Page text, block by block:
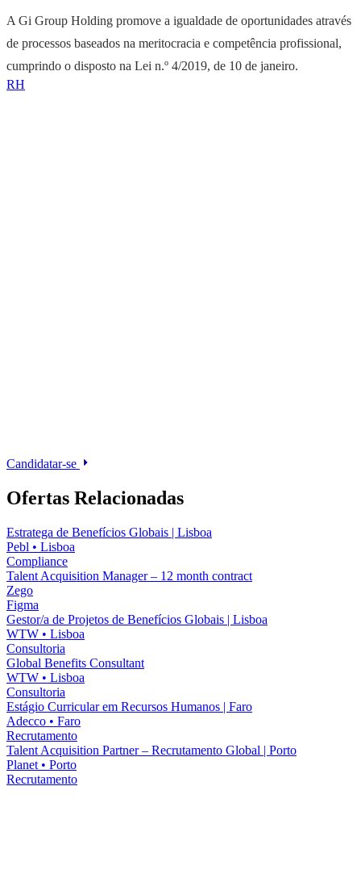
A Gi Group Holding promove a igualdade de oportunidades através
de processos baseados na meritocracia e competência profissional,
cumprindo o disposto na Lei n.º 4/2019, de 10 de janeiro.
RH
Candidatar-se
Ofertas Relacionadas
Estratega de Benefícios Globais | Lisboa
Pebl • Lisboa
Compliance
Talent Acquisition Manager – 12 month contract
Zego
Figma
Gestor/a de Projetos de Benefícios Globais | Lisboa
WTW • Lisboa
Consultoria
Global Benefits Consultant
WTW • Lisboa
Consultoria
Estágio Curricular em Recursos Humanos | Faro
Adecco • Faro
Recrutamento
Talent Acquisition Partner – Recrutamento Global | Porto
Planet • Porto
Recrutamento